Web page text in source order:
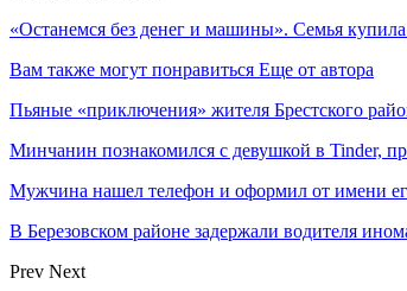
«Останемся без денег и машины». Cемья
Вам также могут понравиться Еще от автора
Пьяные «приключения» жителя Брестского
Минчанин познакомился с девушкой в Tinder,
Мужчина нашел телефон и оформил от имени
В Березовском районе задержали водителя
Prev Next